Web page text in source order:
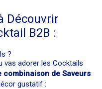
Découvrir
B2B :
?
vas adorer les Cocktails
combinaison de Saveurs
gustatif :